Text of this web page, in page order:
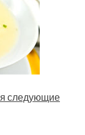
следующие